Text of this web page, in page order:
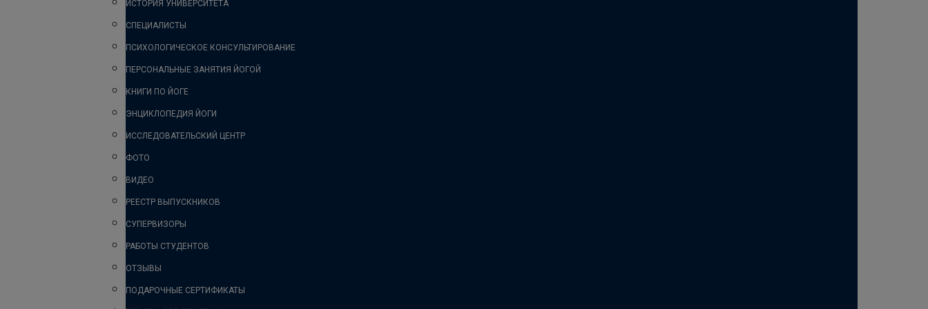
ИСТОРИЯ УНИВЕРСИТЕТА
СПЕЦИАЛИСТЫ
ПСИХОЛОГИЧЕСКОЕ КОНСУЛЬТИРОВАНИЕ
ПЕРСОНАЛЬНЫЕ ЗАНЯТИЯ ЙОГОЙ
КНИГИ ПО ЙОГЕ
ЭНЦИКЛОПЕДИЯ ЙОГИ
ИССЛЕДОВАТЕЛЬСКИЙ ЦЕНТР
ФОТО
ВИДЕО
РЕЕСТР ВЫПУСКНИКОВ
СУПЕРВИЗОРЫ
РАБОТЫ СТУДЕНТОВ
ОТЗЫВЫ
ПОДАРОЧНЫЕ СЕРТИФИКАТЫ